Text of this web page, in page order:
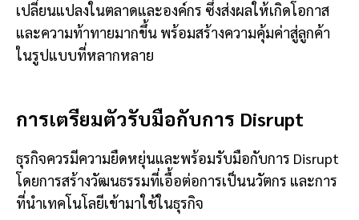
เปลี่ยนแปลงในตลาดและองค์กร ซึ่งส่งผลให้เกิดโอกาส
และความท้าทายมากขึ้น พร้อมสร้างความคุ้มค่าสู่ลูกค้า
ในรูปแบบที่หลากหลาย
การเตรียมตัวรับมือกับการ Disrupt
ธุรกิจควรมีความยืดหยุ่นและพร้อมรับมือกับการ Disrupt
โดยการสร้างวัฒนธรรมที่เอื้อต่อการเป็นนวัตกร และการ
ที่นำเทคโนโลยีเข้ามาใช้ในธุรกิจ